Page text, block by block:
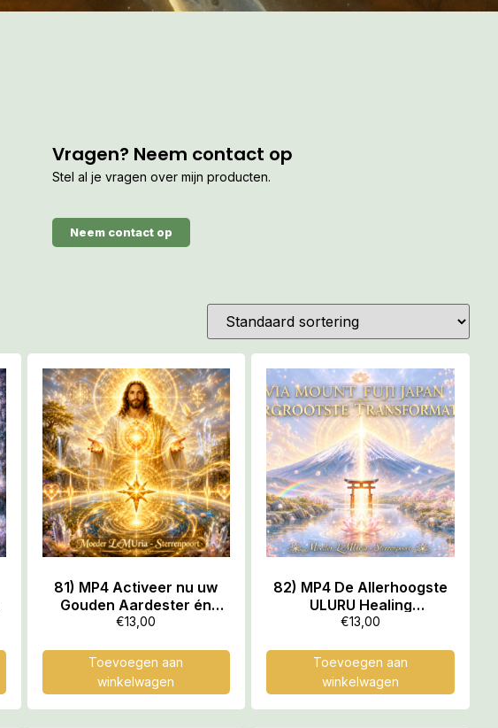
Vragen? Neem contact op
Stel al je vragen over mijn producten.
Neem contact op
81) MP4 Activeer nu uw
Gouden Aardester én
Hartslag o.l.v. Jezus in
1.00,03 uur
€13,00
Toevoegen aan
winkelwagen
82) MP4 De Allerhoogste
ULURU Healing
Transformatie sinds
plaats op in Japan via ons
allen op Mount Fuji, 53.27
min
€13,00
Toevoegen aan
winkelwagen